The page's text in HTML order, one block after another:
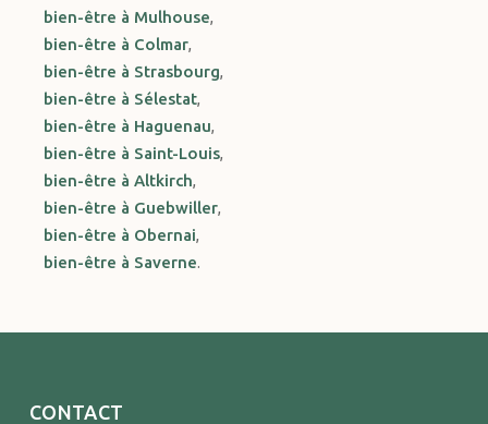
bien-être à Mulhouse,
bien-être à Colmar,
bien-être à Strasbourg,
bien-être à Sélestat,
bien-être à Haguenau,
bien-être à Saint-Louis,
bien-être à Altkirch,
bien-être à Guebwiller,
bien-être à Obernai,
bien-être à Saverne.
CONTACT